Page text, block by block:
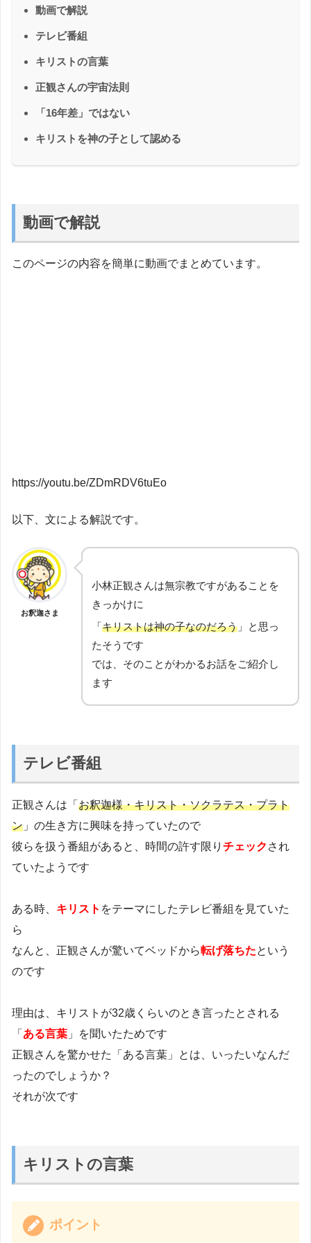
動画で解説
テレビ番組
キリストの言葉
正観さんの宇宙法則
「16年差」ではない
キリストを神の子として認める
動画で解説
このページの内容を簡単に動画でまとめています。
https://youtu.be/ZDmRDV6tuEo
以下、文による解説です。
お釈迦さま
小林正観さんは無宗教ですがあることを
きっかけに
「キリストは神の子なのだろう 」と思っ
たそうです
では、そのことがわかるお話をご紹介し
ます
テレビ番組
正観さんは「 お釈迦様・キリスト・ソクラテス・プラト
ン 」の生き方に興味を持っていたので
彼らを扱う番組があると、時間の許す限り チェック され
ていたようです
ある時、 キリスト をテーマにしたテレビ番組を見ていた
ら
なんと、正観さんが驚いてベッドから転げ落ちたという
のです
理由は、キリストが32歳くらいのとき言ったとされる
「 ある言葉 」を聞いたためです
正観さんを驚かせた「ある言葉」とは、いったいなんだ
ったのでしょうか？
それが次です
キリストの言葉
ポイント